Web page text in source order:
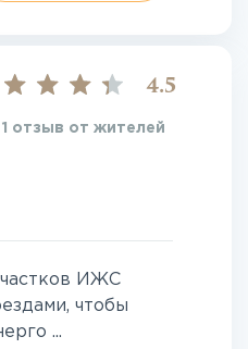
4.5
1 отзыв от жителей
ИЖС
чтобы
...